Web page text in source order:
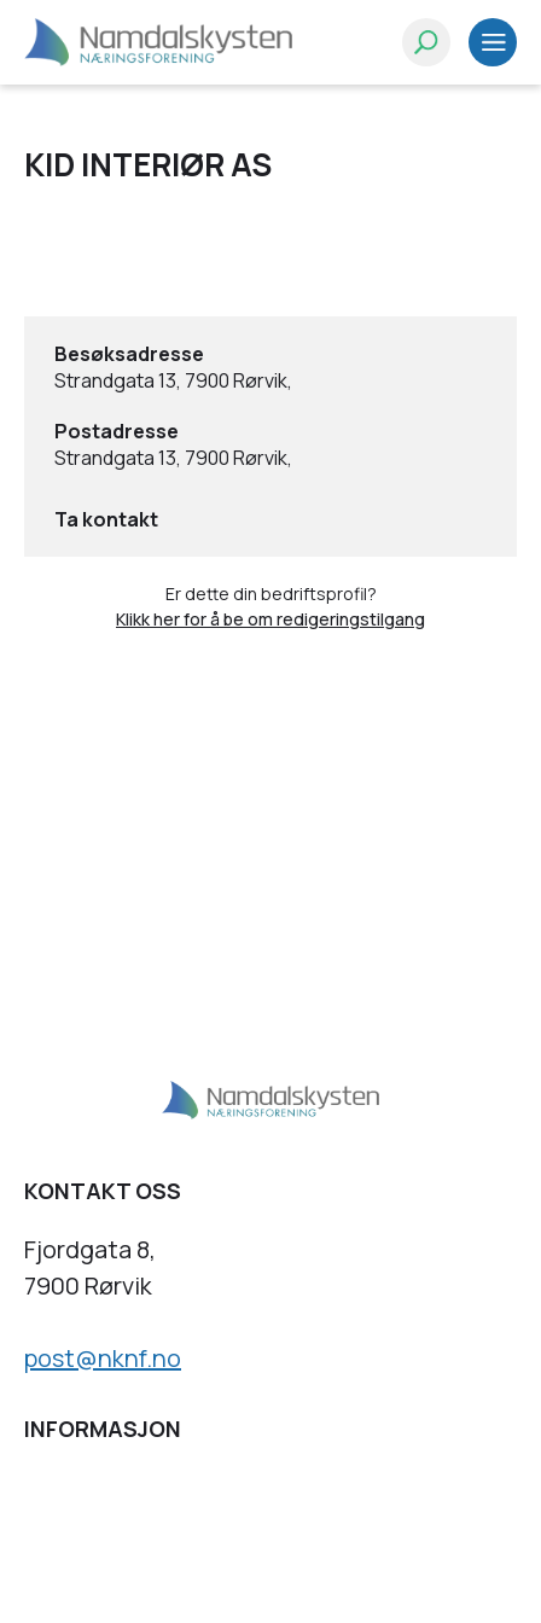
KID INTERIØR AS
Besøksadresse
Strandgata 13, 7900 Rørvik,
Postadresse
Strandgata 13, 7900 Rørvik,
Ta kontakt
Er dette din bedriftsprofil?
Klikk her for å be om redigeringstilgang
KONTAKT OSS
Fjordgata 8,
7900 Rørvik
post@nknf.no
INFORMASJON